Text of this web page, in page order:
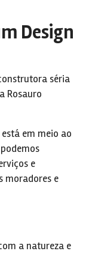
Design
séria
Rosauro
em meio ao
e
moradores e
a natureza e